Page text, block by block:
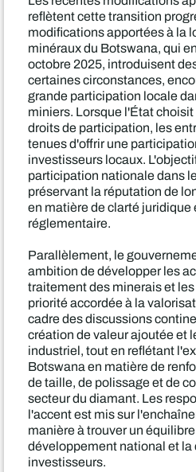
reflètent cette transition
modifications apportées à la
minéraux du Botswana, qui
octobre 2025, introduisent
certaines circonstances,
grande participation locale
miniers. Lorsque l'État
droits de participation, les
tenues d'offrir une
investisseurs locaux.
participation nationale dans
préservant la réputation de
en matière de clarté
réglementaire.
Parallèlement, le
ambition de développer les
traitement des minerais et
priorité accordée à la
cadre des discussions
création de valeur ajoutée et
industriel, tout en reflétant
Botswana en matière de
de taille, de polissage et de
secteur du diamant. Les
l'accent est mis sur
manière à trouver un
développement national et la
investisseurs.